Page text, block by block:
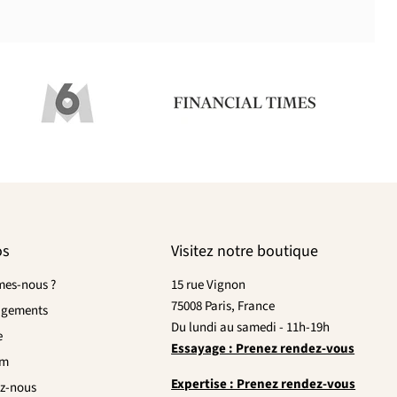
nous ?
nous
Visitez notre boutique
15 rue Vignon
75008 Paris, France
Du lundi au samedi - 11h-19h
Essayage : Prenez rendez-vous
Expertise : Prenez rendez-vous